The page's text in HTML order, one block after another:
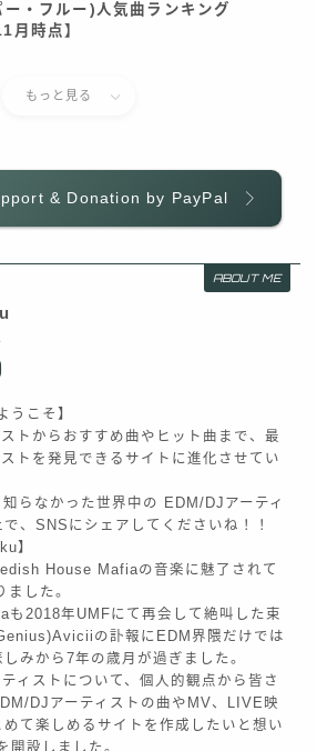
・フルー)人気曲ランキング
月時点】
もっと見る
& Donation by PayPal
ABOUT ME
うこそ】
トからおすすめ曲やヒット曲まで、最
トを発見できるサイトに進化させてい
らなかった世界中の EDM/DJアーティ
、SNSにシェアしてくださいね！！
】
House Mafiaの音楽に魅了されて
した。
2018年UMFにて再会して絶叫した束
の訃報にEDM界隈だけでは
みから7年の歳月が過ぎました。
ィストについて、個人的観点から皆さ
DJアーティストの曲やMV、LIVE映
て楽しめるサイトを作成したいと想い
開設しました。